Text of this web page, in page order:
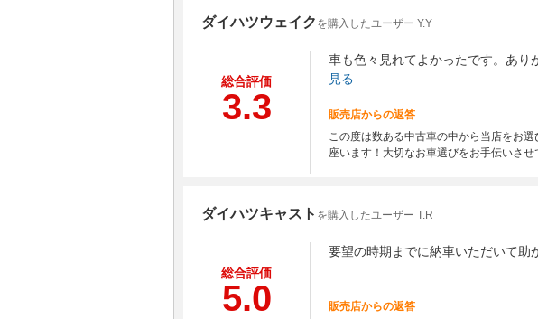
ダイハツウェイク を購入したユーザー Y.Y
総合評価
3.3
車も色々見れてよかったです。あり
見る
販売店からの返答
この度は数ある中古車の中から当店をお
座います！大切なお車選びをお手伝いさ
ダイハツキャスト を購入したユーザー T.R
総合評価
5.0
要望の時期までに納車いただいて助
販売店からの返答